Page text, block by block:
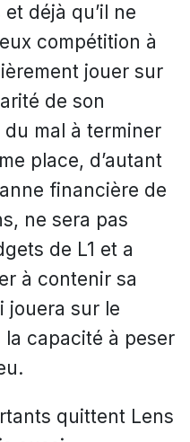
et déjà qu’il ne
compétition à
jouer sur
de son
mal à terminer
place, d’autant
financière de
ne sera pas
de L1 et a
à contenir sa
jouera sur le
capacité à peser
quittent Lens